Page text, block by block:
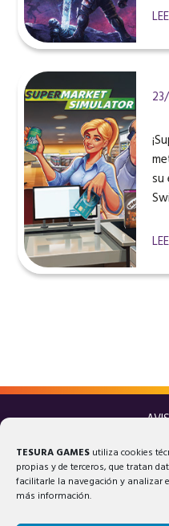
TESURA GAMES utiliza cookies
propias y de terceros, que tratan
facilitarle la navegación y analizar
más información.
su